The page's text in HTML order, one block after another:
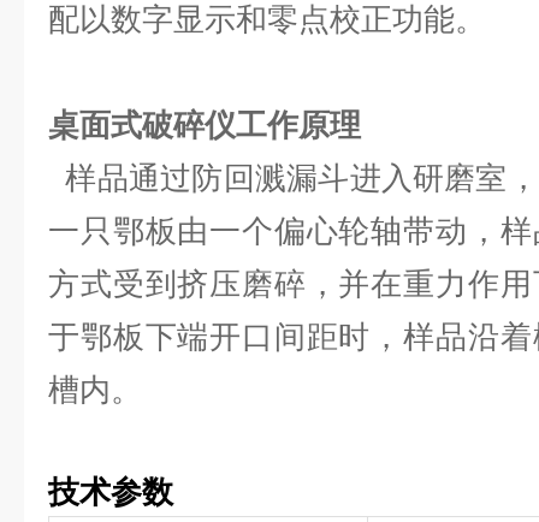
配以数字显示和零点校正功能。
桌面式破碎仪工作原理
样品通过防回溅漏斗进入研磨室
一只鄂板由一个偏心轮轴带动，
方式受到挤压磨碎，并在重力作
于鄂板下端开口间距时，样品沿
槽内。
技术参数